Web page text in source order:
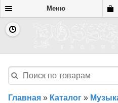
Меню
Главная » Каталог »